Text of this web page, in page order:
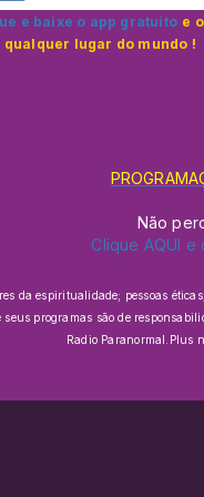
e baixe o app gratuito e
qualquer lugar do mundo !
Não
Clique AQUI
da espiritualidade; pessoas
programas são de
Radio Paranormal.Plus